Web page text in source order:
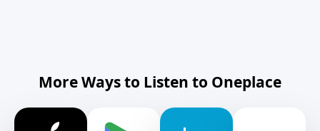
More Ways to Listen to Oneplace